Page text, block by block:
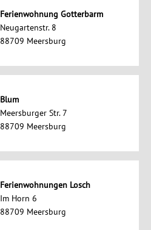
Ferienwohnung Gotterbarm
Neugartenstr. 8
88709 Meersburg
Blum
Meersburger Str. 7
88709 Meersburg
Ferienwohnungen Losch
Im Horn 6
88709 Meersburg